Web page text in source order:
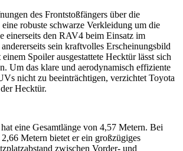
des Frontstoßfängers über die
robuste schwarze Verkleidung um die
einerseits den RAV4 beim Einsatz im
sein kraftvolles Erscheinungsbild
Spoiler ausgestattete Hecktür lässt sich
Um das klare und aerodynamisch effiziente
nicht zu beeinträchtigen, verzichtet Toyota
Hecktür.
eine Gesamtlänge von 4,57 Metern. Bei
Metern bietet er ein großzügiges
zwischen Vorder- und